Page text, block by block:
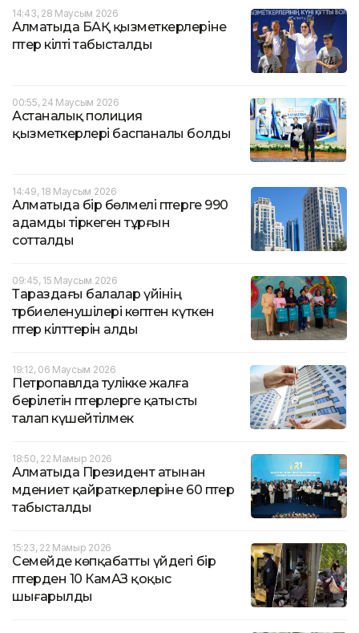
14:43, 28 Маусым 2026
Алматыда БАҚ қызметкерлеріне
пәтер кілті табысталды
00:55, 24 Маусым 2026
Астаналық полиция
қызметкерлері баспаналы болды
14:49, 18 Маусым 2026
Алматыда бір бөлмелі пәтерге 990
адамды тіркеген тұрғын
сотталды
09:45, 15 Маусым 2026
Тараздағы балалар үйінің
тәрбиеленушілері көптен күткен
пәтер кілттерін алды
19:12, 06 Маусым 2026
Петропавлда тәулікке жалға
берілетін пәтерлерге қатысты
талап күшейтілмек
18:50, 22 Мамыр 2026
Алматыда Президент атынан
мәдениет қайраткерлеріне 60 пәтер
табысталды
15:23, 22 Мамыр 2026
Семейде көпқабатты үйдегі бір
пәтерден 10 КамАЗ қоқыс
шығарылды